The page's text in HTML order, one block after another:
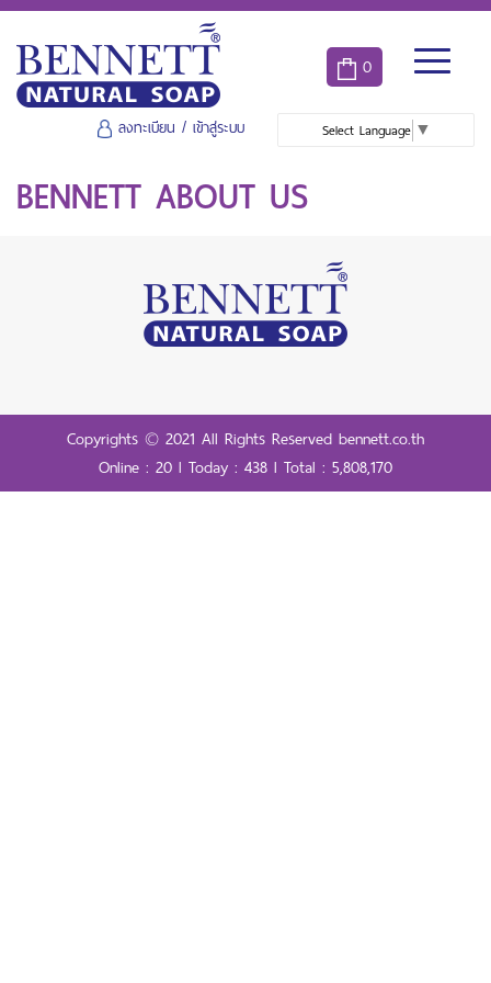
0
ลงทะเบียน / เข้าสู่ระบบ Select Language ▼
BENNETT ABOUT US
Copyrights © 2021 All Rights Reserved bennett.co.th
Online : 20 l Today : 438 l Total : 5,808,170